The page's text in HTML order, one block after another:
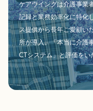
ケアウイングは介護事業
記録と業務効率化に特化
ス提供から長年ご愛顧い
所が導入。「本当に介護
CTシステム」と評価をい